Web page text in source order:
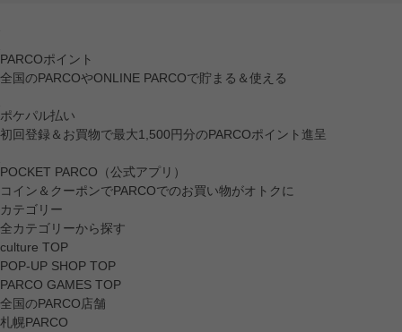
PARCOポイント
全国のPARCOやONLINE PARCOで貯まる＆使える
ポケパル払い
初回登録＆お買物で最大1,500円分のPARCOポイント進呈
POCKET PARCO（公式アプリ）
コイン＆クーポンでPARCOでのお買い物がオトクに
カテゴリー
全カテゴリーから探す
culture TOP
POP-UP SHOP TOP
PARCO GAMES TOP
全国のPARCO店舗
札幌PARCO